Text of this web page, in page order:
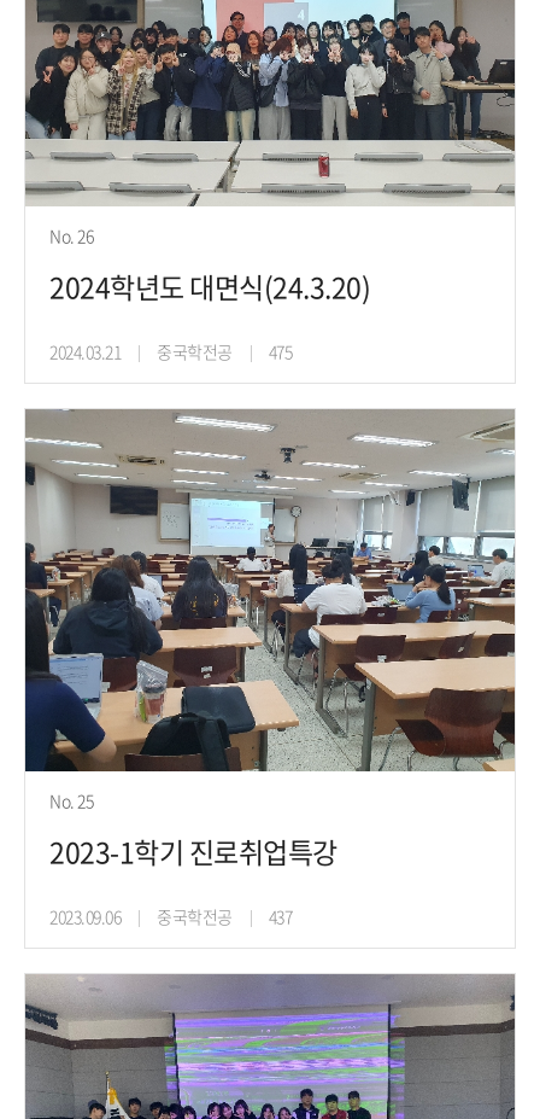
No. 26
2024학년도 대면식(24.3.20)
2024.03.21 중국학전공 475
No. 25
2023-1학기 진로취업특강
2023.09.06 중국학전공 437